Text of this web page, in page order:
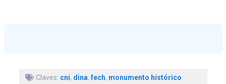
Claves: cni, dina,fech, monumento histórico